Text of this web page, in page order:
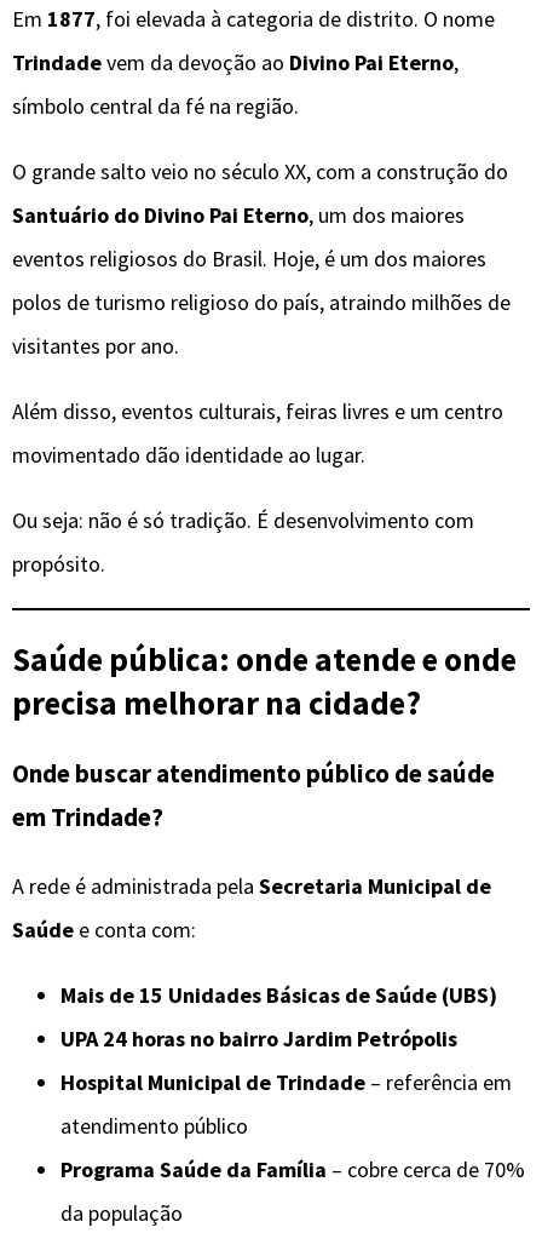
Em 1877, foi elevada à categoria de distrito. O nome
Trindadevem da devoção ao Divino Pai Eterno,
símbolo central da fé na região.
O grande salto veio no século XX, com a construção do
Santuário do Divino Pai Eterno, um dos maiores
eventos religiosos do Brasil. Hoje, é um dos maiores
polos de turismo religioso do país, atraindo milhões de
visitantes por ano.
Além disso, eventos culturais, feiras livres e um centro
movimentado dão identidade ao lugar.
Ou seja: não é só tradição. É desenvolvimento com
propósito.
Saúde pública: onde atende e onde
precisa melhorar na cidade?
Onde buscar atendimento público de saúde
em Trindade?
A rede é administrada pela Secretaria Municipal de
Saúde e conta com:
Mais de 15 Unidades Básicas de Saúde (UBS)
UPA 24 horas no bairro Jardim Petrópolis
Hospital Municipal de Trindade – referência em
atendimento público
Programa Saúde da Família – cobre cerca de 70%
da população